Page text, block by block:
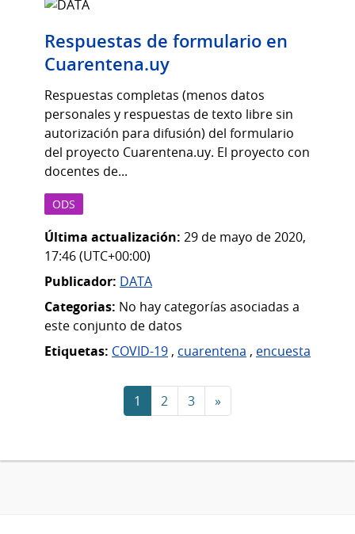
Respuestas de formulario en
Cuarentena.uy
Respuestas completas (menos datos
personales y respuestas de texto libre sin
autorización para difusión) del formulario
del proyecto Cuarentena.uy. El proyecto con
docentes de...
ODS
Última actualización: 29 de mayo de 2020,
17:46 (UTC+00:00)
Publicador: DATA
Categorias: No hay categorías asociadas a
este conjunto de datos
Etiquetas: COVID-19 , cuarentena , encuesta
1 2 3 »